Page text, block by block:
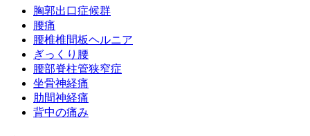
胸郭出口症候群
腰痛
腰椎椎間板ヘルニア
ぎっくり腰
腰部脊柱管狭窄症
坐骨神経痛
肋間神経痛
背中の痛み